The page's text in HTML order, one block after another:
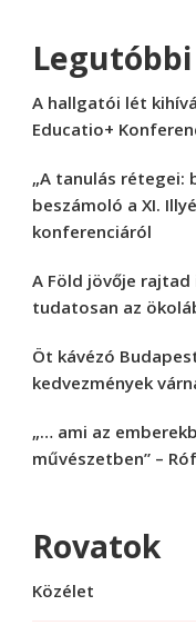
A hallgatói lét
Educatio+
„A tanulás rétegei:
beszámoló a XI.
konferenciáról
A Föld jövője
tudatosan az
Öt kávézó
kedvezmények
„… ami az
művészetben” –
Rovatok
Közélet